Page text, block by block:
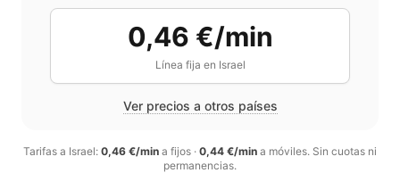
0,46 €/min
Línea fija en Israel
Ver precios a otros países
Tarifas a Israel: 0,46 €/min a fijos · 0,44 €/min a móviles. Sin cuotas ni
permanencias.